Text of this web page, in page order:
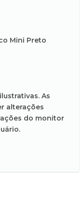
Mini Preto
As
alterações
do monitor